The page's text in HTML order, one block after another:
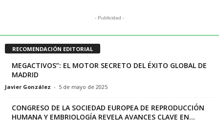
- Publicidad -
RECOMENDACIÓN EDITORIAL
MEGACTIVOS”: EL MOTOR SECRETO DEL ÉXITO GLOBAL DE
MADRID
Javier González - 5 de mayo de 2025
CONGRESO DE LA SOCIEDAD EUROPEA DE REPRODUCCIÓN
HUMANA Y EMBRIOLOGÍA REVELA AVANCES CLAVE EN...